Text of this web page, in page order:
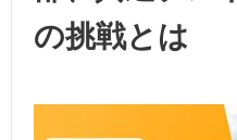
の挑戦とは